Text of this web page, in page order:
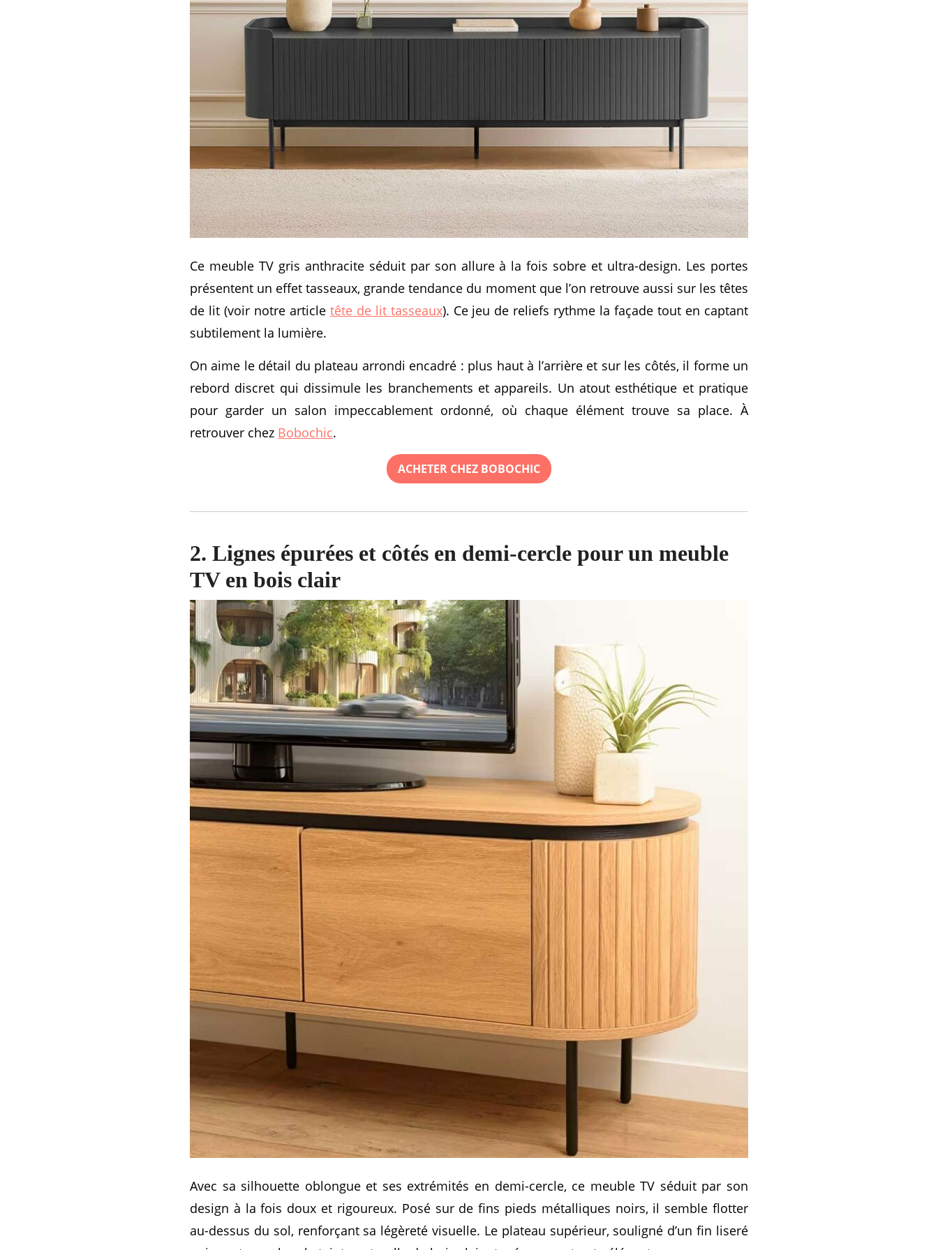
Ce meuble TV gris anthracite séduit par son allure à la fois sobre et ultra-design. Les portes
présentent un effet tasseaux, grande tendance du moment que l’on retrouve aussi sur les têtes
de lit (voir notre article tête de lit tasseaux). Ce jeu de reliefs rythme la façade tout en captant
subtilement la lumière.
On aime le détail du plateau arrondi encadré : plus haut à l’arrière et sur les côtés, il forme un
rebord discret qui dissimule les branchements et appareils. Un atout esthétique et pratique
pour garder un salon impeccablement ordonné, où chaque élément trouve sa place. À
retrouver chez Bobochic.
ACHETER CHEZ BOBOCHIC
2. Lignes épurées et côtés en demi-cercle pour un meuble
TV en bois clair
Avec sa silhouette oblongue et ses extrémités en demi-cercle, ce meuble TV séduit par son
design à la fois doux et rigoureux. Posé sur de fins pieds métalliques noirs, il semble flotter
au-dessus du sol, renforçant sa légèreté visuelle. Le plateau supérieur, souligné d’un fin liseré